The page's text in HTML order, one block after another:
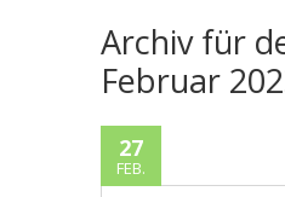
Archiv für
Februar
27
FEB.